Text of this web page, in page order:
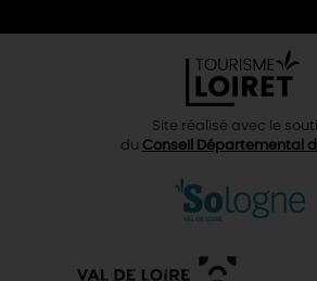
Site réalisé avec le
du Conseil Départemental